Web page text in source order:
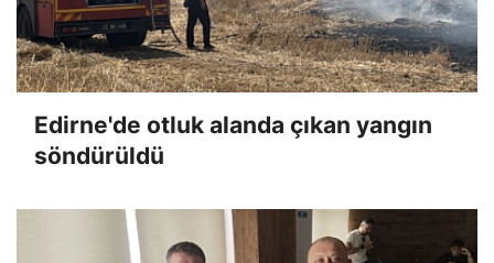
Edirne'de otluk alanda çıkan yangın
söndürüldü